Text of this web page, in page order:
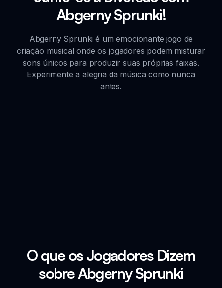
Abgerny Sprunki!
Abgerny Sprunki é um emocionante jogo de
criação musical onde os jogadores podem misturar
sons únicos para produzir suas próprias faixas.
Experimente a alegria da música como nunca
antes.
O que os Jogadores Dizem
sobre Abgerny Sprunki